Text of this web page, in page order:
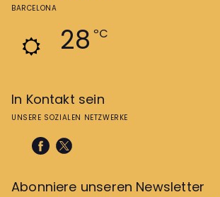
BARCELONA
28ºC
In Kontakt sein
UNSERE SOZIALEN NETZWERKE
Abonniere unseren Newsletter